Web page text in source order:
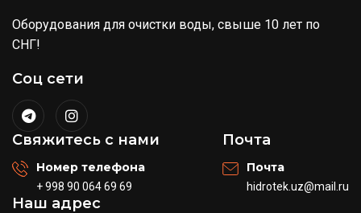
Оборудования для очистки воды, свыше 10 лет по
СНГ!
Соц сети
Свяжитесь с нами
Номер телефона
+ 998 90 064 69 69
Почта
Почта
hidrotek.uz@mail.ru
Наш адрес